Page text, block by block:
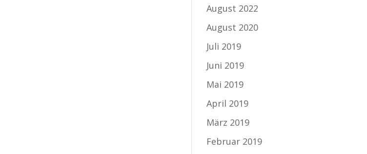
August 2022
August 2020
Juli 2019
Juni 2019
Mai 2019
April 2019
März 2019
Februar 2019